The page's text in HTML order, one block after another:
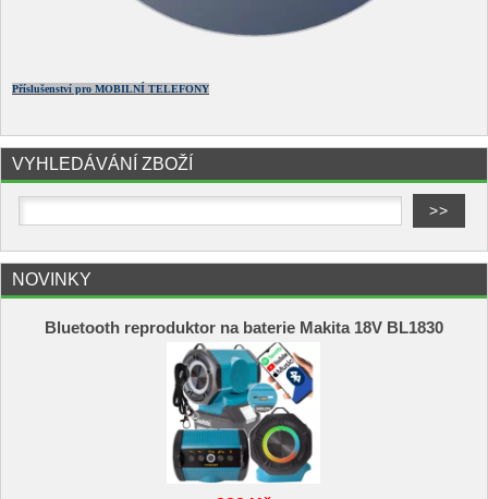
Příslušenství pro MOBILNÍ TELEFONY
VYHLEDÁVÁNÍ ZBOŽÍ
NOVINKY
Bluetooth reproduktor na baterie Makita 18V BL1830